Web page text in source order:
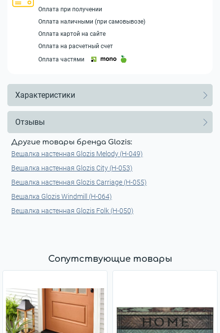
Оплата при получении
Оплата наличными (при самовывозе)
Оплата картой на сайте
Оплата на расчетный счет
Оплата частями
Характеристики
Отзывы
Другие товары бренда Glozis:
Вешалка настенная Glozis Melody (H-049)
Вешалка настенная Glozis City (H-053)
Вешалка настенная Glozis Carriage (H-055)
Вешалка Glozis Windmill (H-064)
Вешалка настенная Glozis Folk (H-050)
Сопутствующие товары